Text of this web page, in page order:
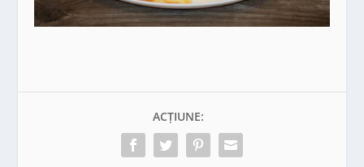
ACȚIUNE: